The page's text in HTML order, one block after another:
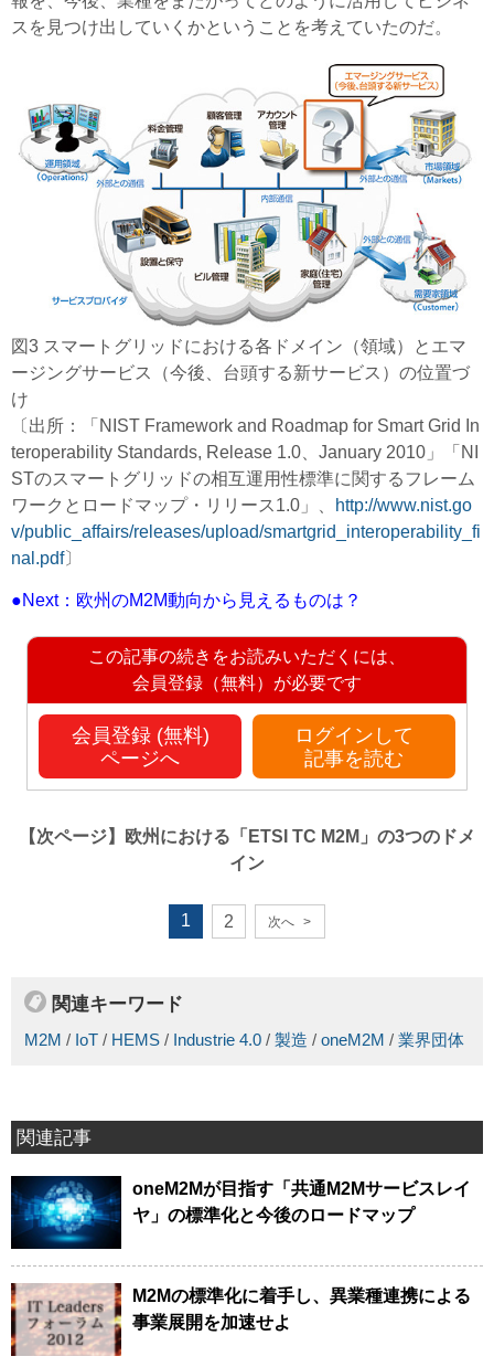
スを見つけ出していくかということを考えていたのだ。
図3 スマートグリッドにおける各ドメイン（領域）とエマ
ージングサービス（今後、台頭する新サービス）の位置づ
け
〔出所：「NIST Framework and Roadmap for Smart Grid In
teroperability Standards, Release 1.0、January 2010」「NI
STのスマートグリッドの相互運用性標準に関するフレーム
ワークとロードマップ・リリース1.0」、
http://www.nist.go
v/public_affairs/releases/upload/smartgrid_interoperability_fi
nal.pdf〕
●Next：欧州のM2M動向から見えるものは？
この記事の続きをお読みいただくには、
会員登録（無料）が必要です
会員登録 (無料)
ページへ
ログインして
記事を読む
【次ページ】
欧州における「ETSI TC M2M」の3つのドメ
イン
1 2 次へ >
関連キーワード
M2M / IoT / HEMS / Industrie 4.0 / 製造 / oneM2M / 業界団体
関連記事
oneM2Mが目指す「共通M2Mサービスレイ
ヤ」の標準化と今後のロードマップ
M2Mの標準化に着手し、異業種連携による
事業展開を加速せよ